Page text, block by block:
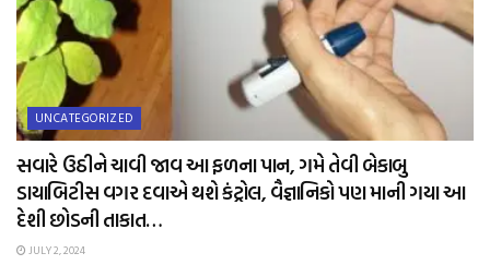
UNCATEGORIZED
સવારે ઉઠીને ચાવી જાવ આ ફળના પાન, ગમે તેવી બેકાબુ
ડાયાબિટીસ વગર દવાએ થશે કંટ્રોલ, વૈજ્ઞાનિકો પણ માની ગયા આ
દેશી છોડની તાકાત…
JULY 2, 2024